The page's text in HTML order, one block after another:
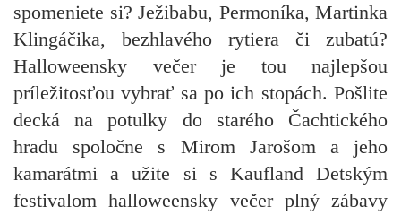
spomeniete si? Ježibabu, Permoníka, Martinka
Klingáčika, bezhlavého rytiera či zubatú?
Halloweensky večer je tou najlepšou
príležitosťou vybrať sa po ich stopách. Pošlite
decká na potulky do starého Čachtického
hradu spoločne s Mirom Jarošom a jeho
kamarátmi a užite si s Kaufland Detským
festivalom halloweensky večer plný zábavy